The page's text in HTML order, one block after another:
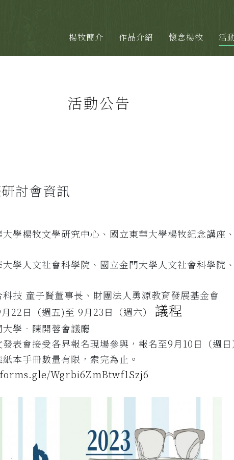
楊牧簡介 作品介紹 懷念楊牧 活
活動公告
討會資訊
學楊牧文學研究中心、國立東華大學楊牧紀念講座
學人文社會科學院、國立金門大學人文社會科學院
技 童子賢董事長、財團法人勇源教育發展基金會
22日（週五)至 9月23日（週六）
議程
大學‧陳開蓉會議廳
表會接受各界報名現場參與，報名至9月10日（週
本手冊數量有限，索完為止。
Wgrbi6ZmBtwf1Szj6